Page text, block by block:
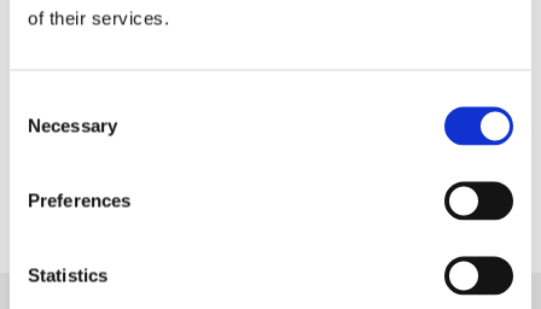
of their services.
Selection
Necessary
Preferences
Statistics